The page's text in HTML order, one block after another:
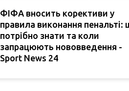
ФІФА вносить корективи у
правила виконання пенальті:
потрібно знати та коли
запрацюють нововведення -
Sport News 24